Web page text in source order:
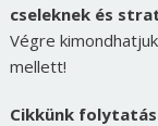
cseleknek és
Végre
mellett!
Cikkünk